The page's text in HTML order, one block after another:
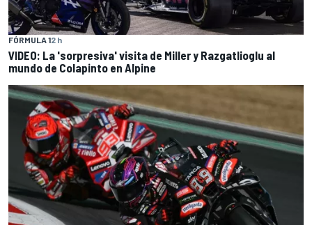
FÓRMULA 12 h
VIDEO: La 'sorpresiva' visita de Miller y Razgatlioglu al
mundo de Colapinto en Alpine